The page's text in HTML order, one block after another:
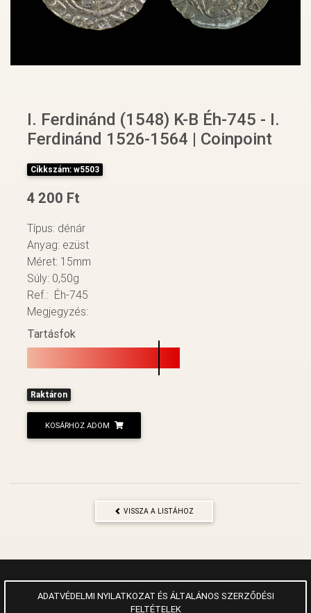
I. Ferdinánd (1548) K-B Éh-745 - I.
Ferdinánd 1526-1564 | Coinpoint
Cikkszám: w5503
4 200 Ft
Típus: dénár
Anyag: ezüst
Méret: 15mm
Súly: 0,50g
Ref.: Éh-745
Megjegyzés:
Tartásfok
Raktáron
KOSÁRHOZ ADOM
VISSZA A LISTÁHOZ
ADATVÉDELMI NYILATKOZAT ÉS ÁLTALÁNOS SZERZŐDÉSI
FELTÉTELEK